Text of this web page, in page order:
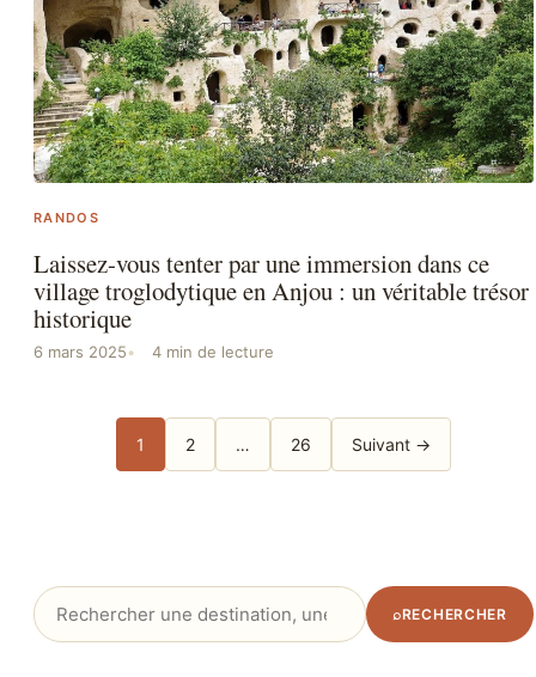
RANDOS
Laissez-vous tenter par une immersion dans ce
village troglodytique en Anjou : un véritable trésor
historique
6 mars 2025 4 min de lecture
Pagination
des
1 2 … 26 Suivant →
Rechercher
:
⌕RECHERCHER